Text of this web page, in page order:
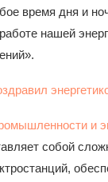
время дня и
нашей
и
собой